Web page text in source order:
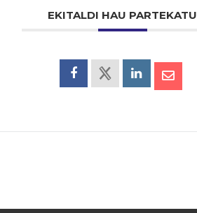
EKITALDI HAU PARTEKATU